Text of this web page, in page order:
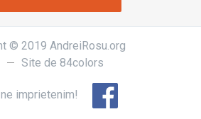
© 2019 AndreiRosu.org
Site de 84colors
imprietenim!